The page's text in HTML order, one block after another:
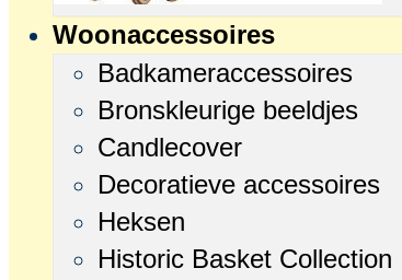
Woonaccessoires
Badkameraccessoires
Bronskleurige beeldjes
Candlecover
Decoratieve accessoires
Heksen
Historic Basket Collection